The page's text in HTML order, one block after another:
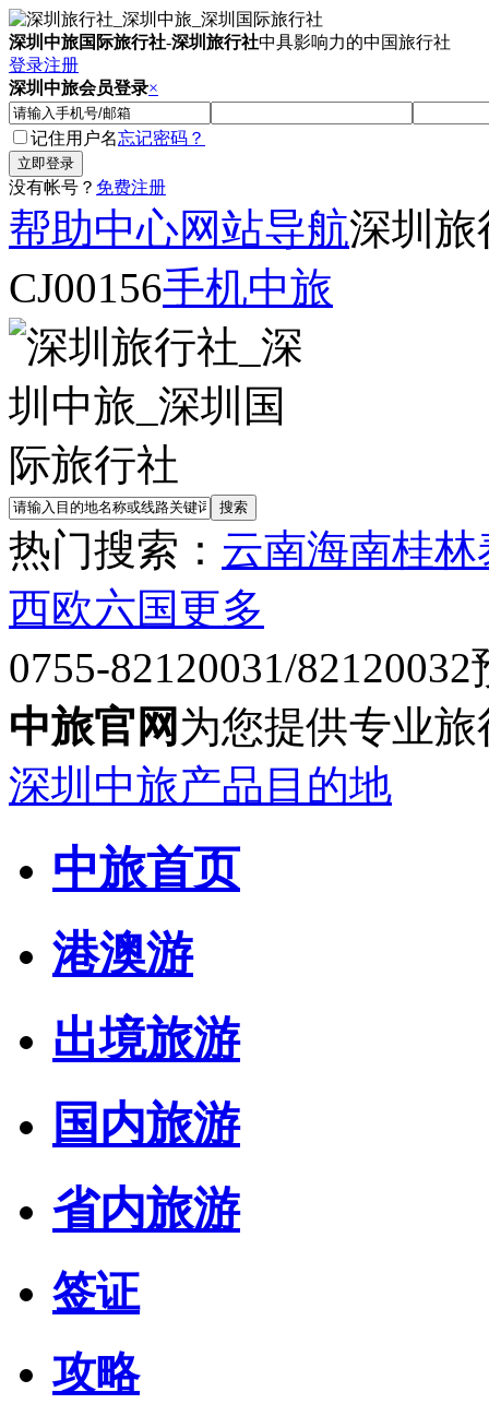
深圳中旅国际旅行社-深圳旅行社中具影响力的中国旅行社
登录注册
深圳中旅会员登录×
记住用户名忘记密码？
没有帐号？ 免费注册
帮助中心网站导航深圳旅
CJ00156手机中旅
热门搜索： 云南海南桂林
西欧六国更多
0755-82120031/82120032
中旅官网 为您提供专业
深圳中旅产品目的地
中旅首页
港澳游
出境旅游
国内旅游
省内旅游
签证
攻略